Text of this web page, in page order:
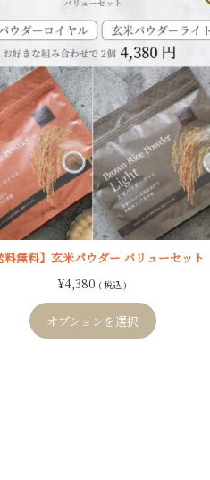
料無料】玄米パウダー バリューセット
¥4,380 ( 税込 )
オプションを選択